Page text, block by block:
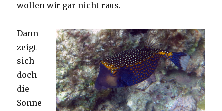
wollen wir gar nicht raus.
Dann
zeigt
sich
doch
die
Sonne